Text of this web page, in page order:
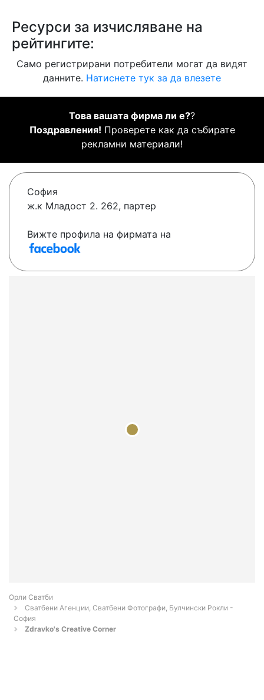
Ресурси за изчисляване на
рейтингите:
Само регистрирани потребители могат да видят
данните. Натиснете тук за да влезете
Това вашата фирма ли е??
Поздравления! Проверете как да събирате
рекламни материали!
София
ж.к Младост 2. 262, партер
Вижте профила на фирмата на
Орли Сватби
Сватбени Агенции, Сватбени Фотографи, Булчински Рокли -
София
Zdravko's Creative Corner